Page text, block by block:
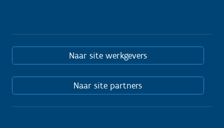
Naar site werkgevers
Naar site partners